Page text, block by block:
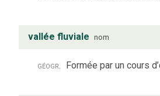
vallée fluviale nom
géogr. Formée par un cours